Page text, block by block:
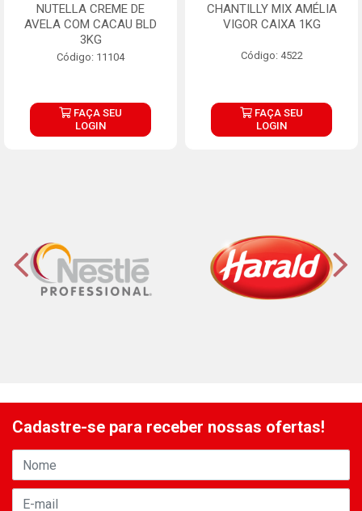
NUTELLA CREME DE
AVELA COM CACAU BLD
3KG
Código: 11104
FAÇA SEU
LOGIN
CHANTILLY MIX AMÉLIA
VIGOR CAIXA 1KG
Código: 4522
FAÇA SEU
LOGIN
Cadastre-se para receber nossas ofertas!